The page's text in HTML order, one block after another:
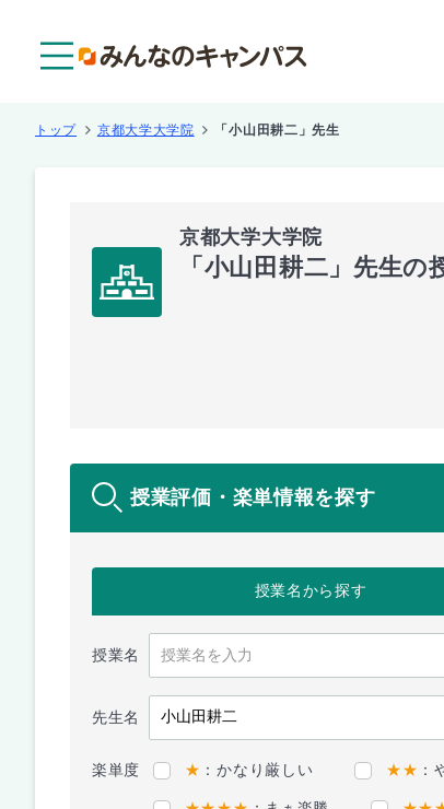
トップ 京都大学大学院 「小山田耕二」先生
京都大学大学院
「小山田耕二」先生の
授業評価・楽単情報を探す
授業名から探す
授業名
先生名
楽単度 ★ ：かなり厳しい ★★ ：